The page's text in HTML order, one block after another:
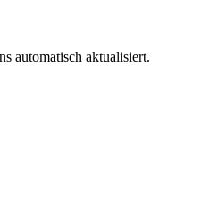
automatisch aktualisiert.